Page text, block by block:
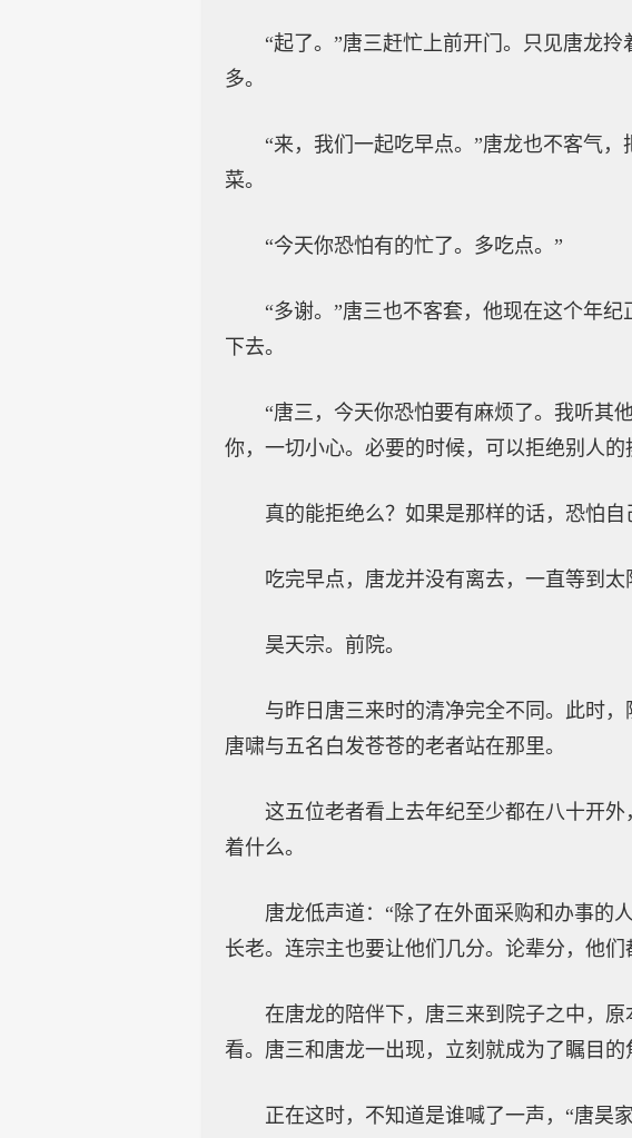
“起了。”唐三赶忙上前开门。只见唐龙
多。
“来，我们一起吃早点。”唐龙也不客气
菜。
“今天你恐怕有的忙了。多吃点。”
“多谢。”唐三也不客套，他现在这个年
下去。
“唐三，今天你恐怕要有麻烦了。我听其
你，一切小心。必要的时候，可以拒绝别人的
真的能拒绝么？如果是那样的话，恐怕
吃完早点，唐龙并没有离去，一直等到
昊天宗。前院。
与昨日唐三来时的清净完全不同。此时
唐啸与五名白发苍苍的老者站在那里。
这五位老者看上去年纪至少都在八十开
着什么。
唐龙低声道：“除了在外面采购和办事的
长老。连宗主也要让他们几分。论辈分，他们
在唐龙的陪伴下，唐三来到院子之中，
看。唐三和唐龙一出现，立刻就成为了瞩目的
正在这时，不知道是谁喊了一声，“唐昊